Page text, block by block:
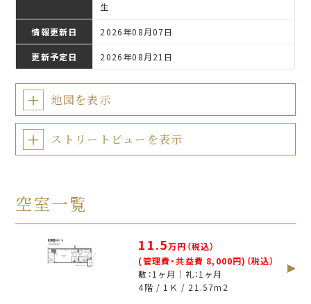
生
情報更新日 2026年08月07日
更新予定日 2026年08月21日
地図を表示
ストリートビューを表示
空室一覧
11.5万円（税込）
(管理費・共益費 8,000円)（税込）
敷：1ヶ月｜礼：1ヶ月
4階 / 1Ｋ / 21.57m 2